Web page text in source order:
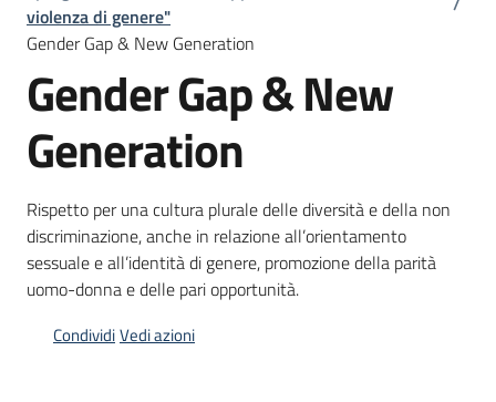
Novità
Servizi
Leggi
Atti
Bandi
Piani
violenza di genere"
Gender Gap & New Generation
Gender Gap & New
Generation
Rispetto per una cultura plurale delle diversità e della non
discriminazione, anche in relazione all’orientamento
sessuale e all’identità di genere, promozione della parità
uomo-donna e delle pari opportunità.
CondividiVedi azioni